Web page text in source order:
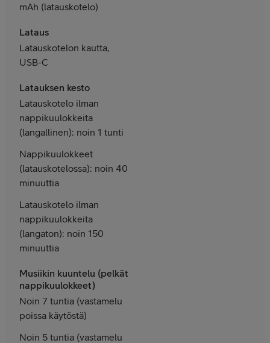
mAh (latauskotelo)
Lataus
Latauskotelon kautta,
USB-C
Latauksen kesto
Latauskotelo ilman
nappikuulokkeita
(langallinen): noin 1 tunti
Nappikuulokkeet
(latauskotelossa): noin 40
minuuttia
Latauskotelo ilman
nappikuulokkeita
(langaton): noin 150
minuuttia
Musiikin kuuntelu (pelkät
nappikuulokkeet)
Noin 7 tuntia (vastamelu
poissa käytöstä)
Noin 5 tuntia (vastamelu